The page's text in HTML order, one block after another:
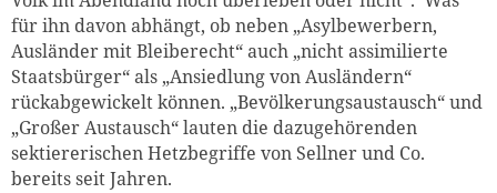
für ihn davon abhängt, ob neben „Asylbewerbern,
Ausländer mit Bleiberecht“ auch „nicht assimilierte
Staatsbürger“ als „Ansiedlung von Ausländern“
rückabgewickelt können. „Bevölkerungsaustausch“ und
„Großer Austausch“ lauten die dazugehörenden
sektiererischen Hetzbegriffe von Sellner und Co.
bereits seit Jahren.